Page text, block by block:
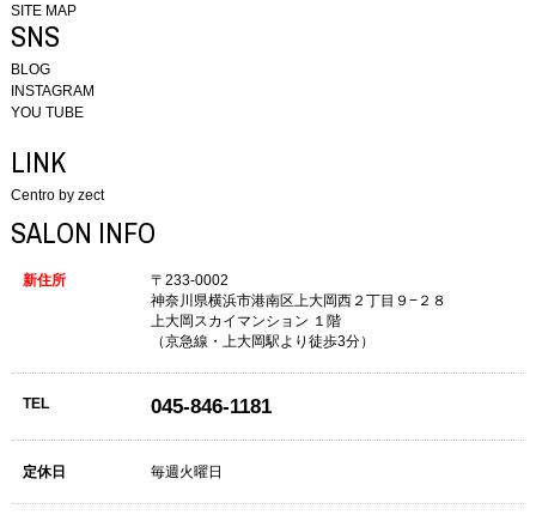
SITE MAP
SNS
BLOG
INSTAGRAM
YOU TUBE
LINK
Centro by zect
SALON INFO
新住所
〒233-0002
神奈川県横浜市港南区上大岡西２丁目９−２８
上大岡スカイマンション １階
（京急線・上大岡駅より徒歩3分）
TEL 045-846-1181
定休日 毎週火曜日